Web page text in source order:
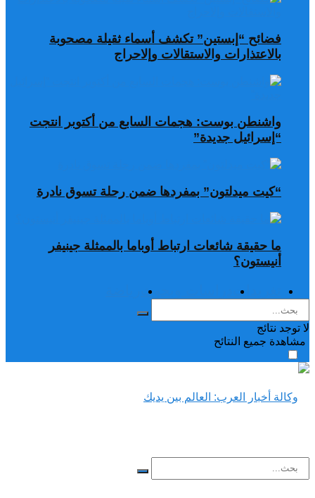
فضائح “إبستين” تكشف أسماء ثقيلة مصحوبة
بالاعتذارات والاستقالات وإلاحراج
واشنطن بوست: هجمات السابع من أكتوبر انتجت
“إسرائيل جديدة”
“كيت ميدلتون” بمفردها ضمن رحلة تسوق نادرة
ما حقيقة شائعات ارتباط أوباما بالممثلة جينيفر
أنيستون؟
تغريدات دراسات وبحوث
لا توجد نتائج
مشاهدة جميع النتائح